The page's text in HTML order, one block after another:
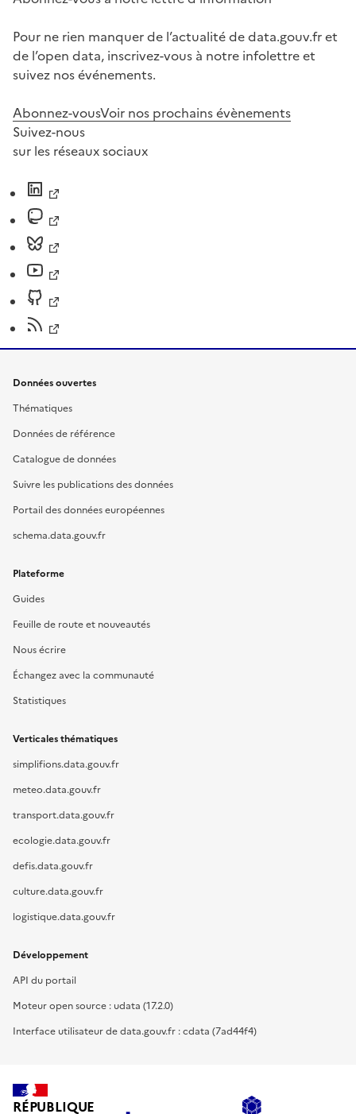
Pour ne rien manquer de l’actualité de data.gouv.fr et
de l’open data, inscrivez-vous à notre infolettre et
suivez nos événements.
Abonnez-vousVoir nos prochains évènements
Suivez-nous
sur les réseaux sociaux
Données ouvertes
Thématiques
Données de référence
Catalogue de données
Suivre les publications des données
Portail des données européennes
schema.data.gouv.fr
Plateforme
Guides
Feuille de route et nouveautés
Nous écrire
Échangez avec la communauté
Statistiques
Verticales thématiques
simplifions.data.gouv.fr
meteo.data.gouv.fr
transport.data.gouv.fr
ecologie.data.gouv.fr
defis.data.gouv.fr
culture.data.gouv.fr
logistique.data.gouv.fr
Développement
API du portail
Moteur open source : udata (17.2.0)
Interface utilisateur de data.gouv.fr : cdata (7ad44f4)
RÉPUBLIQUE